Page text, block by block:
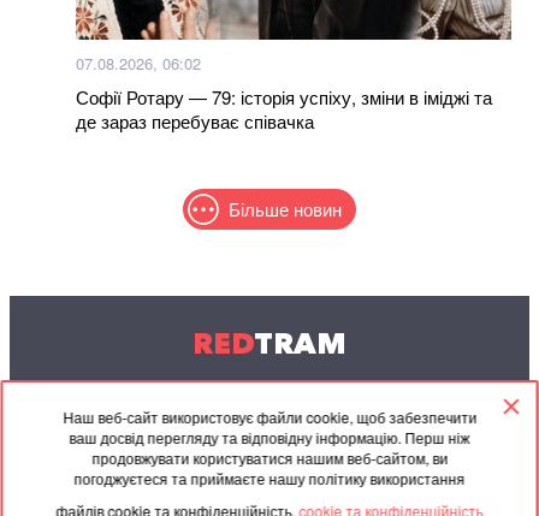
Наш веб-сайт використовує файли cookie, щоб забезпечити
ваш досвід перегляду та відповідну інформацію. Перш ніж
продовжувати користуватися нашим веб-сайтом, ви
погоджуєтеся та приймаєте нашу політику використання
файлів cookie та конфіденційність.cookie та конфіденційність
07.08.2026, 06:02
Софії Ротару — 79: історія успіху, зміни в іміджі та
де зараз перебуває співачка
Більше новин
REDTRAM
© 2004-2026 Redtram, Ltd.
Співпраця
Партнерські
Архів
Угода
Контакти